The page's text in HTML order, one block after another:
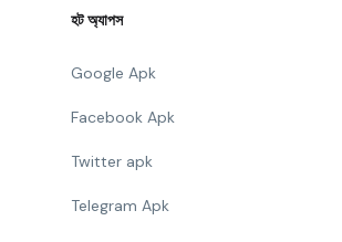
হট অ্যাপস
Google Apk
Facebook Apk
Twitter apk
Telegram Apk